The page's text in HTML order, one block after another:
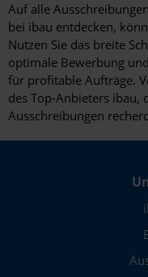
Oberhausen
Oberschleißheim
Oberstdorf
Offenbach am Main
Auf alle
bei ibau entdecken,
Nutzen Sie das breite
optimale Bewerbung
für profitable Aufträge.
des Top-Anbieters ibau,
Ausschreibungen